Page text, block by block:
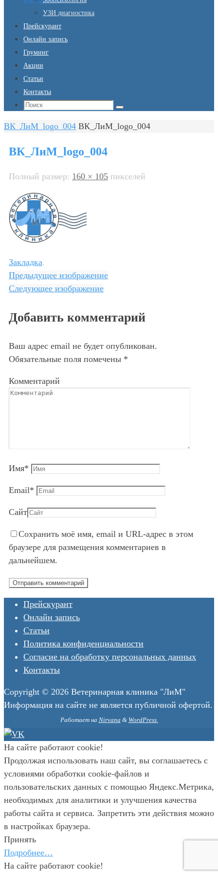
УЗИ диагностика
Прейскурант
Онлайн запись
Груминг
Акции
Статьи
Контакты
Что
Поиск
Главная
ВК_ЛиМ_logo_004 ВК_ЛиМ_logo_004
ВК_ЛиМ_logo_004
Полный размер: 160 × 105 пикселей
Закладка.
Предыдущее изображение
Следующее изображение
Добавить комментарий
Ваш адрес email не будет опубликован.
Обязательные поля помечены *
Комментарий
Имя*
Email*
Сайт
Сохранить моё имя, email и URL-адрес в этом
браузере для размещения комментариев в
дальнейшем.
Прейскурант
Онлайн запись
Статьи
Политика конфиденциальности
Согласие на обработку персональных данных
Контакты
Copyright © 2026 Ветеринарная клиника "ЛиМ"
Информация на сайте не является публичной офертой.
Работает на Nirvana & WordPress.
На сайте работают cookie!
Продолжая использовать наш сайт, вы соглашаетесь с
условиями обработки cookie-файлов и
пользовательских данных с помощью Яндекс.Метрика,
необходимых для аналитики и улучшения качества
работы сайта и сервиса. Запретить эти действия можно
в настройках браузера.
Принять
Подробнее…
На сайте работают cookie!